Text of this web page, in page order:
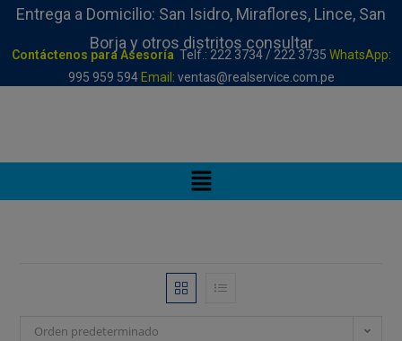
Entrega a Domicilio: San Isidro, Miraflores, Lince, San
Borja y otros distritos consultar
Contáctenos para Asesoría Telf.: 222 3734 / 222 3735 WhatsApp:
995 959 594 Email: ventas@realservice.com.pe
Orden predeterminado